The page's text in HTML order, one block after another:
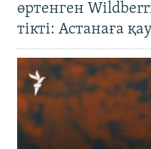
өртенген
тікті: Астанаға